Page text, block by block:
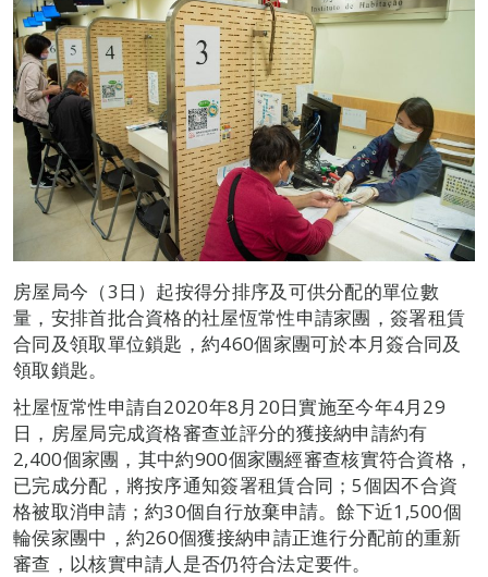
房屋局今（3日）起按得分排序及可供分配的單位數
量，安排首批合資格的社屋恆常性申請家團，簽署租賃
合同及領取單位鎖匙，約460個家團可於本月簽合同及
領取鎖匙。
社屋恆常性申請自2020年8月20日實施至今年4月29
日，房屋局完成資格審查並評分的獲接納申請約有
2,400個家團，其中約900個家團經審查核實符合資格，
已完成分配，將按序通知簽署租賃合同；5個因不合資
格被取消申請；約30個自行放棄申請。餘下近1,500個
輪侯家團中，約260個獲接納申請正進行分配前的重新
審查，以核實申請人是否仍符合法定要件。